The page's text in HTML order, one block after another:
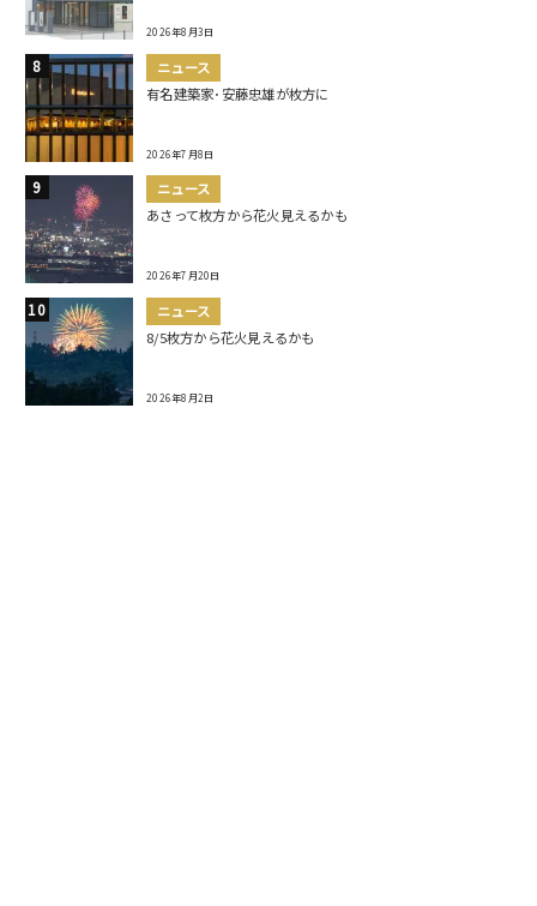
2026年8月3日
ニュース
有名建築家･安藤忠雄が枚方に
2026年7月8日
ニュース
あさって枚方から花火見えるかも
2026年7月20日
ニュース
8/5枚方から花火見えるかも
2026年8月2日